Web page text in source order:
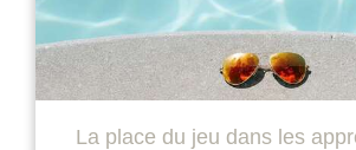
La place du jeu dans les